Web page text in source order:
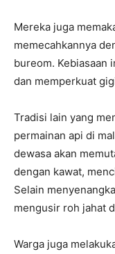
Mereka juga
memecahkannya
bureom. Kebiasaan
dan memperkuat
Tradisi lain yang
permainan api di
dewasa akan
dengan kawat,
Selain
mengusir roh jahat
Warga juga